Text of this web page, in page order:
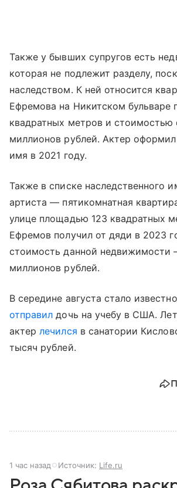
Также у бывших супругов есть
которая не подлежит разделу,
наследством. К ней относится
Ефремова на Никитском бульваре
квадратных метров и стоимостью
миллионов рублей. Актер
имя в 2021 году.
Также в списке наследственного
артиста — пятикомнатная
улице площадью 123 квадратных
Ефремов получил от дяди в 2023
стоимость данной недвижимости
миллионов рублей.
В середине августа стало
отправил дочь на учебу в США.
актерлечился в санатории
тысяч рублей.
1 час назад Источник: Life.ru